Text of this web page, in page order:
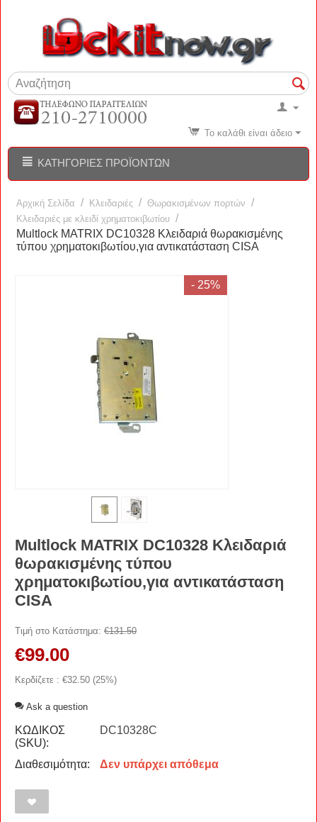
Το καλάθι είναι άδειο
ΚΑΤΗΓΟΡΊΕΣ ΠΡΟΪΌΝΤΩΝ
Αρχική Σελίδα / Κλειδαριές / Θωρακισμένων πορτών /
Κλειδαριές με κλειδί χρηματοκιβωτίου /
Multlock MATRIX DC10328 Κλειδαριά θωρακισμένης
τύπου χρηματοκιβωτίου,για αντικατάσταση CISA
- 25%
Multlock MATRIX DC10328 Κλειδαριά
θωρακισμένης τύπου
χρηματοκιβωτίου,για αντικατάσταση
CISA
Τιμή στο Κατάστημα: €131.50
€99.00
Κερδίζετε : €32.50 (25%)
Ask a question
ΚΩΔΙΚΟΣ
(SKU):
DC10328C
Διαθεσιμότητα: Δεν υπάρχει απόθεμα